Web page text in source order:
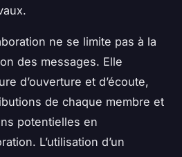
ne se limite pas à la
des messages. Elle
d’ouverture et d’écoute,
de chaque membre et
potentielles en
L’utilisation d’un